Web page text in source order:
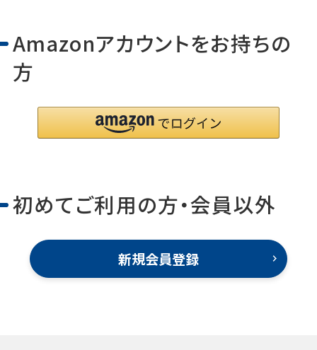
Amazonアカウントをお持ちの
方
初めてご利用の方・会員以外